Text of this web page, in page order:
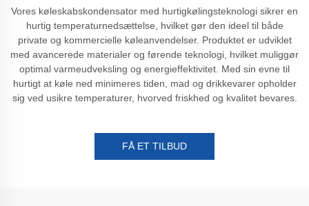
Vores køleskabskondensator med hurtigkølingsteknologi sikrer en
hurtig temperaturnedsættelse, hvilket gør den ideel til både
private og kommercielle køleanvendelser. Produktet er udviklet
med avancerede materialer og førende teknologi, hvilket muliggør
optimal varmeudveksling og energieffektivitet. Med sin evne til
hurtigt at køle ned minimeres tiden, mad og drikkevarer opholder
sig ved usikre temperaturer, hvorved friskhed og kvalitet bevares.
FÅ ET TILBUD